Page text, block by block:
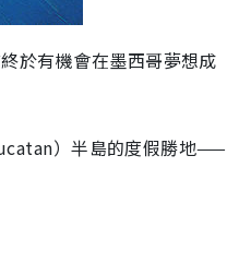
於有機會在墨西哥夢想成
）半島的度假勝地——